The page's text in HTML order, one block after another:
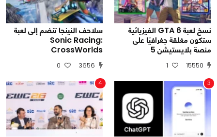
نسخ لعبة GTA 6 الفيزيائية
ستكون مغلقة جغرافيًا على
منصة بلايستيشن 5
15550
1
سلاحف النينجا تنضم إلى لعبة
Sonic Racing:
CrossWorlds
3656
0
3
4